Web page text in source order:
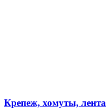
Крепеж, хомуты, лента